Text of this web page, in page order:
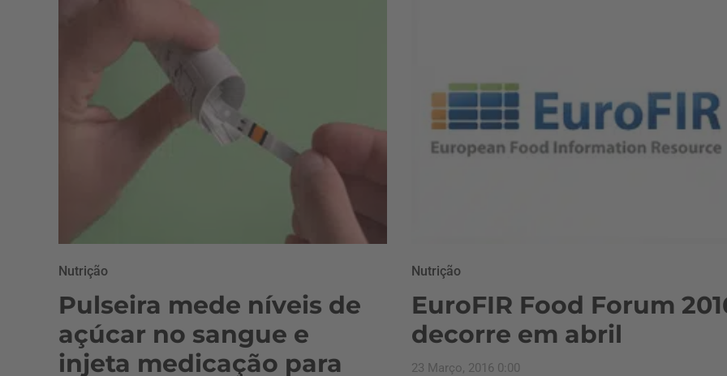
Nutrição
Pulseira mede níveis de
açúcar no sangue e
injeta medicação para
Nutrição
EuroFIR Food Forum
decorre em abril
23 Março, 2016 0:00